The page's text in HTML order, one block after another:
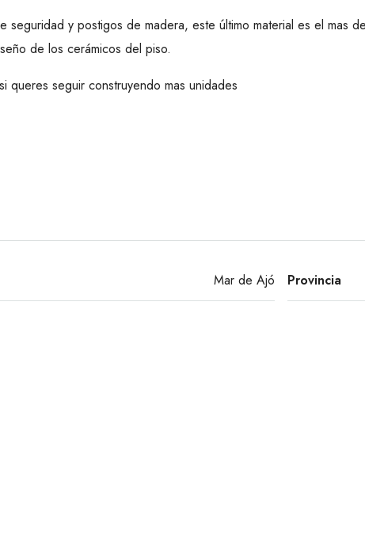
seguridad y postigos de madera, este último material es el mas
de los cerámicos del piso.
queres seguir construyendo mas unidades
Mar de Ajó Provincia